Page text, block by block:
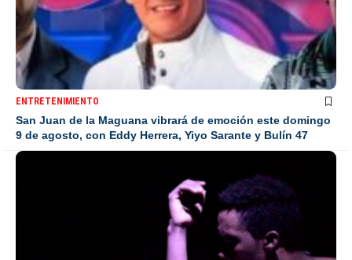
ENTRETENIMIENTO
San Juan de la Maguana vibrará de emoción este domingo
9 de agosto, con Eddy Herrera, Yiyo Sarante y Bulín 47